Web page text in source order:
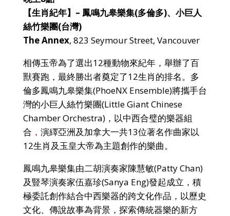
【生肖紀年】– 鳳鳴九皋樂集(多倫多)、 小巨人
絲竹樂團(台灣)
The Annex, 823 Seymour Street, Vancouver
相傳玉帝為了選出12種動物來紀年，舉辦了百
獸賽跑，最終勝出者奠定了12生肖的排名。多
倫多鳳鳴九皋樂集(PhoeNX Ensemble)將攜手台
灣的小巨人絲竹樂團(Little Giant Chinese
Chamber Orchestra)， 以中西合璧的樂器組
合 ， 演繹亞洲及加拿大一共13位著名作曲家以
12生肖及玉皇大帝為主題創作的樂曲。
鳳鳴九皋樂集由二胡演奏家陳慧敏(Patty Chan)
及豎琴演奏家伍嘉珍(Sanya Eng)發起成立， 積
極委託創作結合中西樂器的跨文化作品 ，以歷史
文化、傳說故事為背景，探索傳統器樂的新方